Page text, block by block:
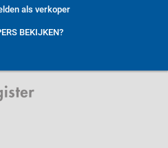
als verkoper
BEKIJKEN?